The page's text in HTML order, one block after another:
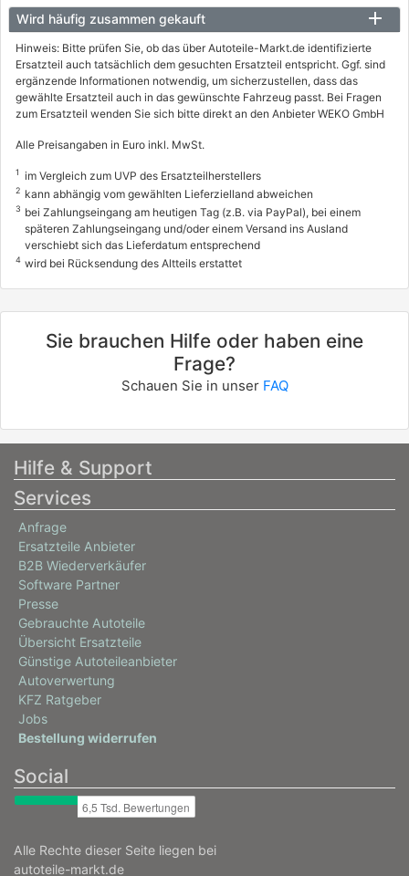
Wird häufig zusammen gekauft
Hinweis: Bitte prüfen Sie, ob das über Autoteile-Markt.de identifizierte
Ersatzteil auch tatsächlich dem gesuchten Ersatzteil entspricht. Ggf. sind
ergänzende Informationen notwendig, um sicherzustellen, dass das
gewählte Ersatzteil auch in das gewünschte Fahrzeug passt. Bei Fragen
zum Ersatzteil wenden Sie sich bitte direkt an den Anbieter WEKO GmbH
Alle Preisangaben in Euro inkl. MwSt.
1 im Vergleich zum UVP des Ersatzteilherstellers
2 kann abhängig vom gewählten Lieferzielland abweichen
3 bei Zahlungseingang am heutigen Tag (z.B. via PayPal), bei einem
späteren Zahlungseingang und/oder einem Versand ins Ausland
verschiebt sich das Lieferdatum entsprechend
4 wird bei Rücksendung des Altteils erstattet
Sie brauchen Hilfe oder haben eine
Frage?
Schauen Sie in unser FAQ
Hilfe & Support
Services
Anfrage
Ersatzteile Anbieter
B2B Wiederverkäufer
Software Partner
Presse
Gebrauchte Autoteile
Übersicht Ersatzteile
Günstige Autoteileanbieter
Autoverwertung
KFZ Ratgeber
Jobs
Bestellung widerrufen
Social
Alle Rechte dieser Seite liegen bei
autoteile-markt.de